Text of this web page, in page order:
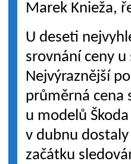
Marek Knieža,
U deseti
srovnání ceny
Nejvýraznější
průměrná cena
u modelů
v dubnu
začátku